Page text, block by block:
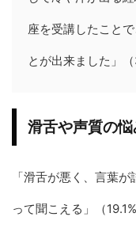
座を受講したこと
とが出来ました」（
滑舌や声質の悩
「滑舌が悪く、言葉
って聞こえる」（